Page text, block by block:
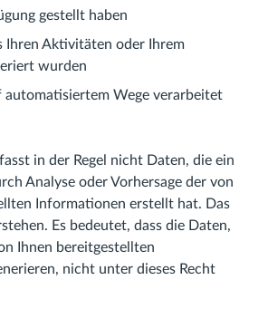
gestellt haben
Ihren Aktivitäten oder Ihrem
wurden
automatisiertem Wege verarbeitet
in der Regel nicht Daten, die ein
Analyse oder Vorhersage der von
Informationen erstellt hat. Das
Es bedeutet, dass die Daten,
Ihnen bereitgestellten
nicht unter dieses Recht